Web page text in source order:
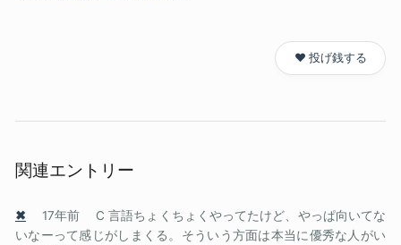
❤️ 投げ銭する
関連エントリー
✖ 17年前
C 言語ちょくちょくやってたけど、やっぱ向いてな
いなーって感じがしまくる。そういう方面は本当に優秀な人がい